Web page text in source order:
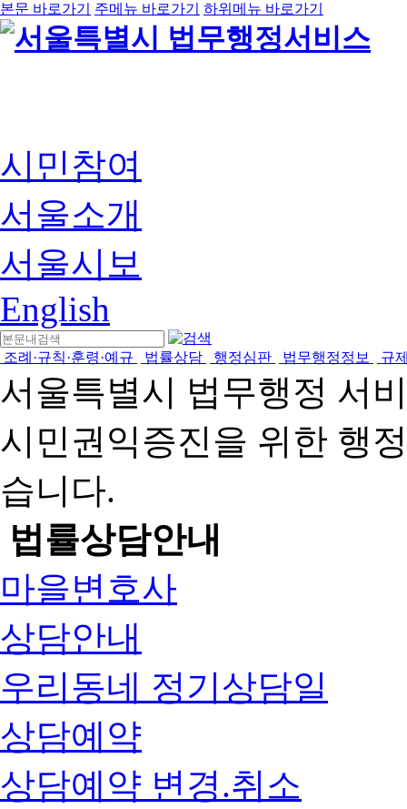
본문 바로가기 주메뉴 바로가기 하위메뉴 바로가기
시민참여
서울소개
서울시보
English
조례·규칙·훈령·예규 법률상담 행정심판 법무행정정보 규
서울특별시 법무행정 서
시민권익증진을 위한 행
습니다.
법률상담안내
마을변호사
상담안내
우리동네 정기상담일
상담예약
상담예약 변경.취소